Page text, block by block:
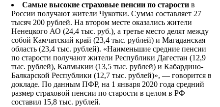
Самые высокие страховые пенсии по старости в
России получают жители Чукотки. Сумма составляет 27
тысяч 200 рублей. На втором месте оказались жители
Ненецкого АО (24,4 тыс. руб.), а третье место делят между
собой Камчатский край (23,4 тыс. рублей) и Магаданская
область (23,4 тыс. рублей). «Наименьшие средние пенсии
по старости получают жители Республики Дагестан (12,9
тыс. рублей), Калмыкии (13,5 тыс. рублей) и Кабардино-
Балкарской Республики (12,7 тыс. рублей)», — говорится в
докладе. По данным ПФР, на 1 января 2020 года средний
размер страховой пенсии по старости в целом в РФ
составил 15,8 тыс. рублей.